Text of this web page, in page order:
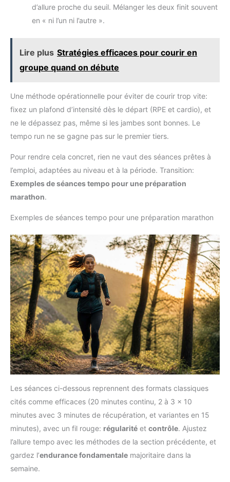
d’allure proche du seuil. Mélanger les deux finit souvent
en « ni l’un ni l’autre ».
Lire plus Stratégies efficaces pour courir en
groupe quand on débute
Une méthode opérationnelle pour éviter de courir trop vite:
fixez un plafond d’intensité dès le départ (RPE et cardio), et
ne le dépassez pas, même si les jambes sont bonnes. Le
tempo run ne se gagne pas sur le premier tiers.
Pour rendre cela concret, rien ne vaut des séances prêtes à
l’emploi, adaptées au niveau et à la période. Transition:
Exemples de séances tempo pour une préparation
marathon.
Exemples de séances tempo pour une préparation marathon
Les séances ci-dessous reprennent des formats classiques
cités comme efficaces (20 minutes continu, 2 à 3 × 10
minutes avec 3 minutes de récupération, et variantes en 15
minutes), avec un fil rouge: régularité et contrôle. Ajustez
l’allure tempo avec les méthodes de la section précédente, et
gardez l’endurance fondamentale majoritaire dans la
semaine.